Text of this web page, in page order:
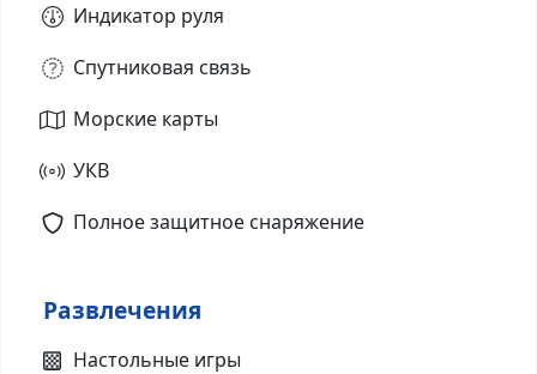
Индикатор руля
Спутниковая связь
Морские карты
УКВ
Полное защитное снаряжение
Развлечения
Настольные игры